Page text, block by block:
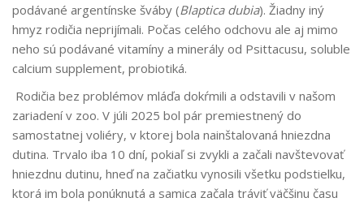
podávané argentínske šváby (Blaptica dubia). Žiadny iný
hmyz rodičia neprijímali. Počas celého odchovu ale aj mimo
neho sú podávané vitamíny a minerály od Psittacusu, soluble
calcium supplement, probiotiká.
Rodičia bez problémov mláďa dokŕmili a odstavili v našom
zariadení v zoo. V júli 2025 bol pár premiestnený do
samostatnej voliéry, v ktorej bola nainštalovaná hniezdna
dutina. Trvalo iba 10 dní, pokiaľ si zvykli a začali navštevovať
hniezdnu dutinu, hneď na začiatku vynosili všetku podstielku,
ktorá im bola ponúknutá a samica začala tráviť väčšinu času